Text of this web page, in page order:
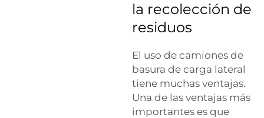
la recolección de
residuos
El uso de camiones de
basura de carga lateral
tiene muchas ventajas.
Una de las ventajas más
importantes es que